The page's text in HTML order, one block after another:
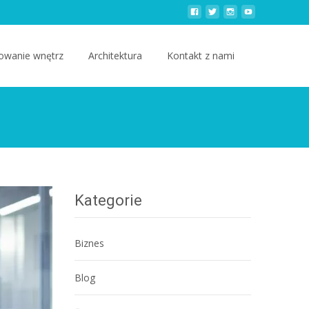
wnętrz Architektura Kontakt z nami
Kategorie
Biznes
Blog